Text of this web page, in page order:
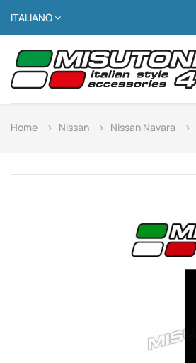
ITALIANO
Home Nissan Nissan Navara